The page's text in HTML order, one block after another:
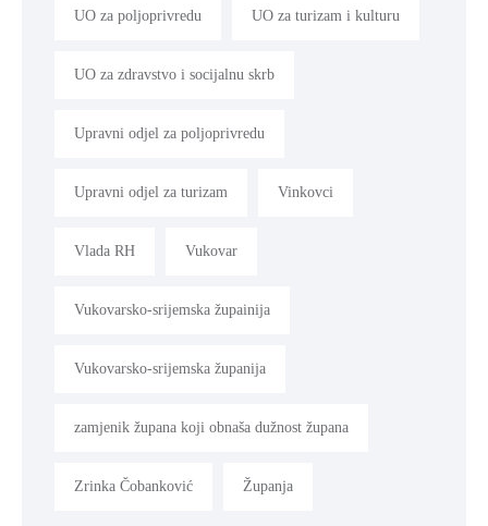
UO za poljoprivredu UO za turizam i kulturu
UO za zdravstvo i socijalnu skrb
Upravni odjel za poljoprivredu
Upravni odjel za turizam Vinkovci
Vlada RH Vukovar
Vukovarsko-srijemska župainija
Vukovarsko-srijemska županija
zamjenik župana koji obnaša dužnost župana
Zrinka Čobanković Županja